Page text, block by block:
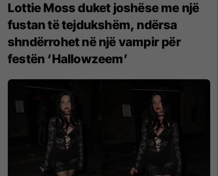
Lottie Moss duket joshëse me një
fustan të tejdukshëm, ndërsa
shndërrohet në një vampir për
festën ‘Hallowzeem’